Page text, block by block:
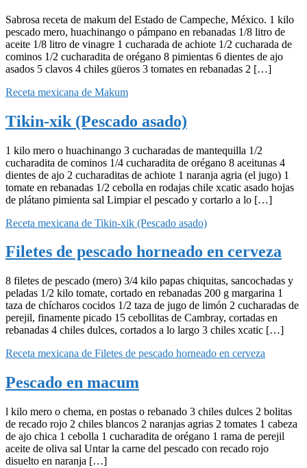
Sabrosa receta de makum del Estado de Campeche, México. 1 kilo
pescado mero, huachinango o pámpano en rebanadas 1/8 litro de
aceite 1/8 litro de vinagre 1 cucharada de achiote 1/2 cucharada de
cominos 1/2 cucharadita de orégano 8 pimientas 6 dientes de ajo
asados 5 clavos 4 chiles güeros 3 tomates en rebanadas 2 […]
Receta mexicana de Makum
Tikin-xik (Pescado asado)
1 kilo mero o huachinango 3 cucharadas de mantequilla 1/2
cucharadita de cominos 1/4 cucharadita de orégano 8 aceitunas 4
dientes de ajo 2 cucharaditas de achiote 1 naranja agria (el jugo) 1
tomate en rebanadas 1/2 cebolla en rodajas chile xcatic asado hojas
de plátano pimienta sal Limpiar el pescado y cortarlo a lo […]
Receta mexicana de Tikin-xik (Pescado asado)
Filetes de pescado horneado en cerveza
8 filetes de pescado (mero) 3/4 kilo papas chiquitas, sancochadas y
peladas 1/2 kilo tomate, cortado en rebanadas 200 g margarina 1
taza de chícharos cocidos 1/2 taza de jugo de limón 2 cucharadas de
perejil, finamente picado 15 cebollitas de Cambray, cortadas en
rebanadas 4 chiles dulces, cortados a lo largo 3 chiles xcatic […]
Receta mexicana de Filetes de pescado horneado en cerveza
Pescado en macum
l kilo mero o chema, en postas o rebanado 3 chiles dulces 2 bolitas
de recado rojo 2 chiles blancos 2 naranjas agrias 2 tomates 1 cabeza
de ajo chica 1 cebolla 1 cucharadita de orégano 1 rama de perejil
aceite de oliva sal Untar la carne del pescado con recado rojo
disuelto en naranja […]